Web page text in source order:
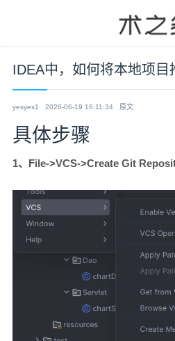
IDEA中，如何将本地项目
yesyes1 2026-06-19 16:11:34 原文
具体步骤
1、File->VCS->Create Git